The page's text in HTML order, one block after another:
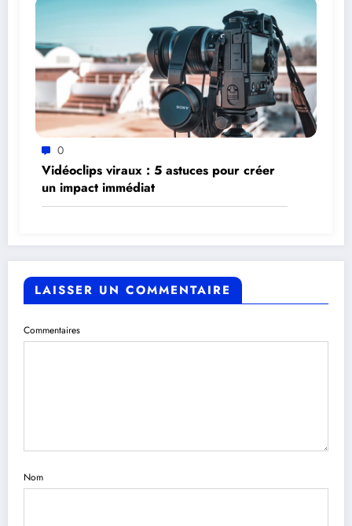
0
Vidéoclips viraux : 5 astuces pour créer
un impact immédiat
LAISSER UN COMMENTAIRE
Commentaires
Nom